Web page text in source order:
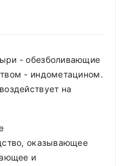
- обезболивающие
- индометацином.
на
оказывающее
и